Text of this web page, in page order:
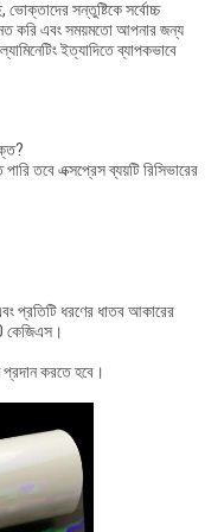
সন্তুষ্টিকে সর্বোচ্চ
করি এবং সময়মতো আপনার জন্য
ইত্যাদিতে ব্যাপকভাবে
তবে এক্সপ্রেস ব্যয়টি রিসিভারের
প্রতিটি ধরণের ধাতব আকারের
কেজিএস।
প্রদান করতে হবে।